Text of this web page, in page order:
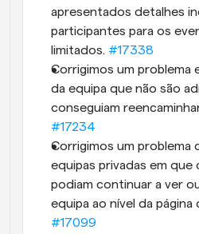
apresentados detalhes
participantes para os
limitados. #17338
Corrigimos um problema
da equipa que não são
#17234
Corrigimos um problema
equipas privadas em que
podiam continuar a ver
#17099